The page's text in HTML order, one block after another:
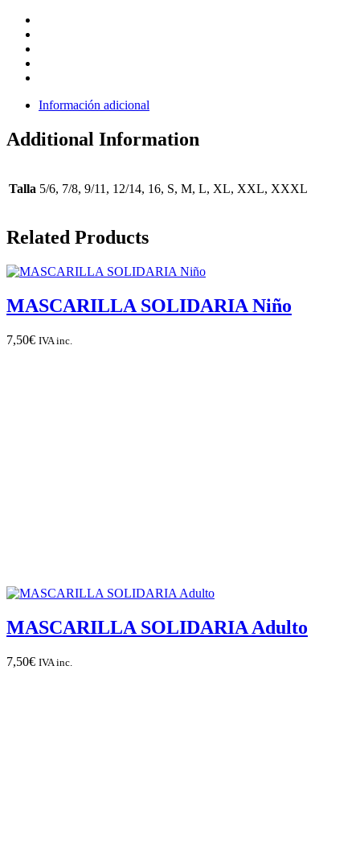
Información adicional
Additional Information
Talla 5/6, 7/8, 9/11, 12/14, 16, S, M, L, XL, XXL, XXXL
Related Products
MASCARILLA SOLIDARIA Niño
7,50€ IVA inc.
MASCARILLA SOLIDARIA Adulto
7,50€ IVA inc.